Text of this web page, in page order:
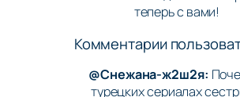
теперь с вами!
Комментарии
@Снежана-ж2ш2я:
турецких сериалах